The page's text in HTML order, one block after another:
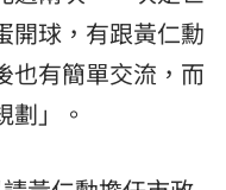
開球，有跟黃仁勳
也有簡單交流，而
劃」。